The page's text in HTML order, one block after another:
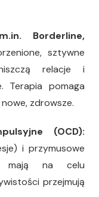
Borderline,
sztywne
relacje i
Terapia pomaga
zdrowsze.
(OCD):
i przymusowe
mają na celu
przejmują